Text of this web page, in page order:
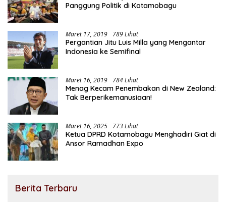
Panggung Politik di Kotamobagu
Maret 17, 2019 789 Lihat
Pergantian Jitu Luis Milla yang Mengantar
Indonesia ke Semifinal
Maret 16, 2019 784 Lihat
Menag Kecam Penembakan di New Zealand:
Tak Berperikemanusiaan!
Maret 16, 2025 773 Lihat
Ketua DPRD Kotamobagu Menghadiri Giat di
Ansor Ramadhan Expo
Berita Terbaru